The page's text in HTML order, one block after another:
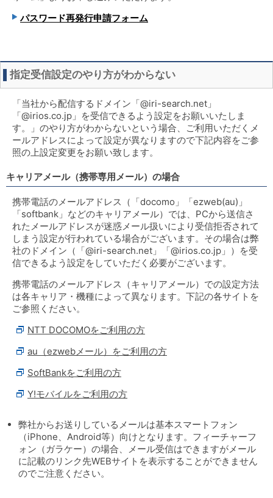
パスワード再発行申請フォーム
指定受信設定のやり方がわからない
「当社から配信するドメイン「@iri-search.net」
「@irios.co.jp」を受信できるよう設定をお願いいたしま
す。」のやり方がわからないという場合、ご利用いただくメ
ールアドレスによって設定が異なりますので下記内容をご参
照の上設定変更をお願い致します。
キャリアメール（携帯専用メール）の場合
携帯電話のメールアドレス（「docomo」「ezweb(au)」
「softbank」などのキャリアメール）では、PCから送信さ
れたメールアドレスが迷惑メール扱いにより受信拒否されて
しまう設定が行われている場合がございます。その場合は弊
社のドメイン（「@iri-search.net」「@irios.co.jp」）を受
信できるよう設定をしていただく必要がございます。
携帯電話のメールアドレス（キャリアメール）での設定方法
は各キャリア・機種によって異なります。下記の各サイトを
ご参照ください。
NTT DOCOMOをご利用の方
au（ezwebメール）をご利用の方
SoftBankをご利用の方
Y!モバイルをご利用の方
弊社からお送りしているメールは基本スマートフォン
（iPhone、Android等）向けとなります。フィーチャーフ
ォン（ガラケー）の場合、メール受信はできますがメール
に記載のリンク先WEBサイトを表示することができません
のでご注意ください。